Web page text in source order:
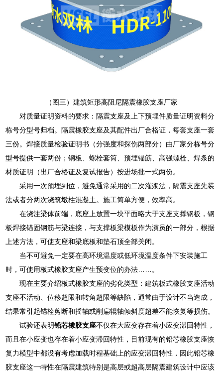
（图三）建筑矩形高阻尼隔震橡胶支座厂家
对质量证明资料的要求：隔震支座及上下预埋件质量证明资料分
栋号分型号归档。隔震橡胶支座及其配件出厂合格证，每套支座一套
三份。焊接质量检验证明书（分强度和探伤两部分）由厂家分栋号分
型号提供一套两份；钢板、螺栓套筒、预埋锚筋、高强螺栓、焊条的
材质证明（出厂合格证及复试报告）按进场批一式两份。
采用一次预埋到位，避免通常采用的二次灌浆法，隔震支座先装
法或者分两次浇筑墩柱混凝土。施工简单方便，效率高。
在浇注梁体前端，底座上放置一块平面略大于支座支撑钢板，钢
板焊接锚固钢筋与梁连接，与支撑板梁模板作为演员的一部分，根据
上述方法，可使支座和梁底板和垫石顶全部关闭。
当不可避免一定要在高环境温度或低环境温度条件下安装施工
时，可使用板式橡胶支座产生预变位的办法……。
现在主要介绍板式橡胶支座的劣化类型：建筑板式橡胶支座活动
支座不活动、位移超限和转角超限等缺陷，通常由于设计不当造成，
结果常引起锚栓剪断和摇轴或削扁辊轴倾斜度超差不能恢复等损伤。
试验还表明铅芯橡胶支座不仅在大应变存在着小应变滞回特性，
而且在小应变也存在着小应变滞回特性，目前现有的铅芯橡胶支座恢
复力模型中都没有考虑加载时程基础上的应变滞回特性，因此铅芯橡
胶支座这一特性在隔震建筑特别是高层或超高层隔震建筑设计中应该